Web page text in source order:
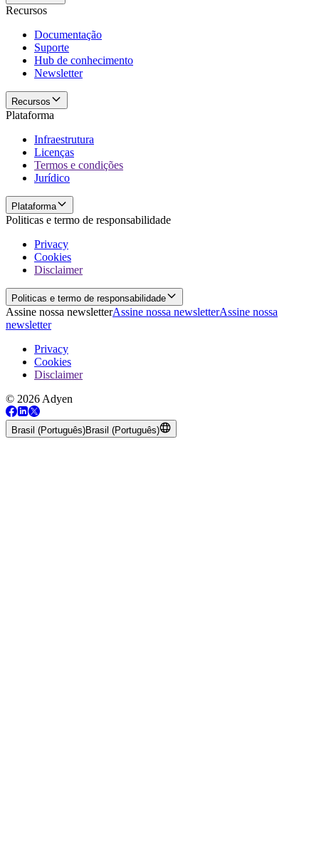
Recursos
Documentação
Suporte
Hub de conhecimento
Newsletter
Recursos
Plataforma
Infraestrutura
Licenças
Termos e condições
Jurídico
Plataforma
Politicas e termo de responsabilidade
Privacy
Cookies
Disclaimer
Politicas e termo de responsabilidade
Assine nossa newsletterAssine nossa newsletterAssine nossa
newsletter
Privacy
Cookies
Disclaimer
© 2026 Adyen
Brasil (Português)Brasil (Português)